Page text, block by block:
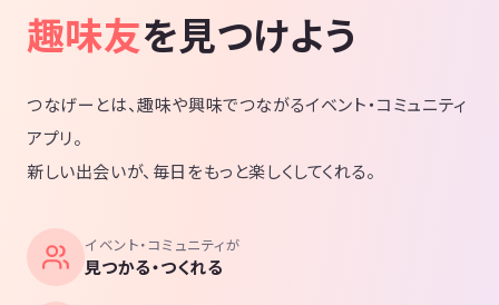
趣味友を見つけよう
つなげーとは、趣味や興味でつながるイベント・コミュニティ
アプリ。
新しい出会いが、毎日をもっと楽しくしてくれる。
イベント・コミュニティが
見つかる・つくれる